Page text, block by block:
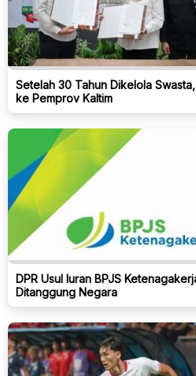
Setelah 30 Tahun Dikelola
ke Pemprov Kaltim
DPR Usul Iuran BPJS
Ditanggung Negara